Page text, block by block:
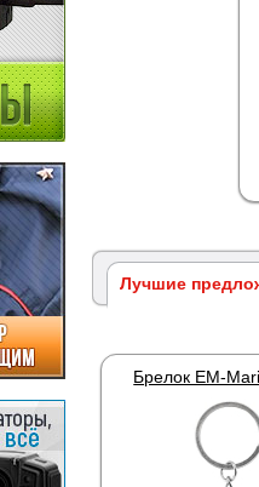
Лучшие